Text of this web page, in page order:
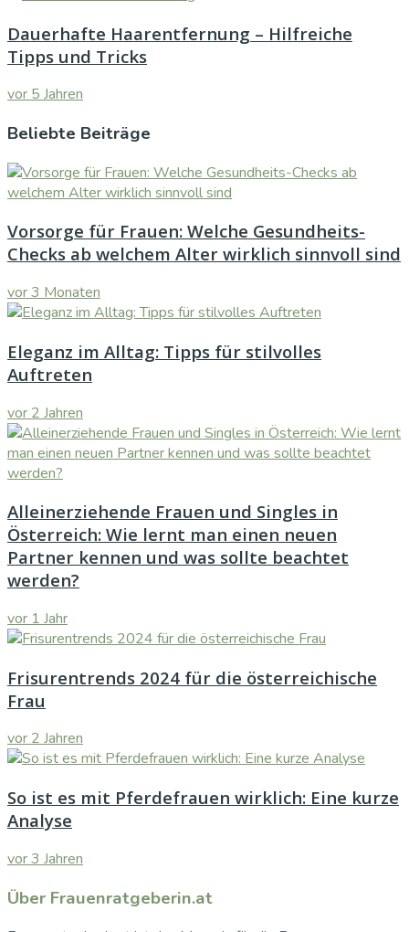
Dauerhafte Haarentfernung – Hilfreiche
Tipps und Tricks
vor 5 Jahren
Beliebte Beiträge
Vorsorge für Frauen: Welche Gesundheits-
Checks ab welchem Alter wirklich sinnvoll sind
vor 3 Monaten
Eleganz im Alltag: Tipps für stilvolles
Auftreten
vor 2 Jahren
Alleinerziehende Frauen und Singles in
Österreich: Wie lernt man einen neuen
Partner kennen und was sollte beachtet
werden?
vor 1 Jahr
Frisurentrends 2024 für die österreichische
Frau
vor 2 Jahren
So ist es mit Pferdefrauen wirklich: Eine kurze
Analyse
vor 3 Jahren
Über Frauenratgeberin.at